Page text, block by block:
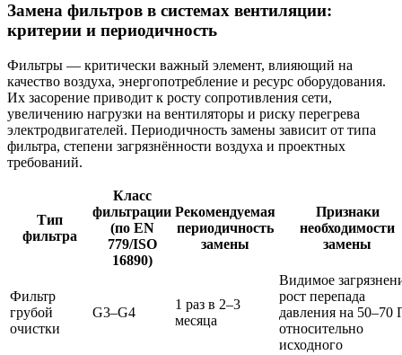
Замена фильтров в системах вентиляции:
критерии и периодичность
Фильтры — критически важный элемент, влияющий на
качество воздуха, энергопотребление и ресурс оборудования.
Их засорение приводит к росту сопротивления сети,
увеличению нагрузки на вентиляторы и риску перегрева
электродвигателей. Периодичность замены зависит от типа
фильтра, степени загрязнённости воздуха и проектных
требований.
Тип
фильтра
Класс
фильтрации
(по EN
779/ISO
16890)
Рекомендуемая
периодичность
замены
Признаки
необходимости
замены
Фильтр
грубой
очистки
G3–G4
1 раз в 2–3
месяца
Видимое
рост перепада
давления на 50–70
относительно
исходного